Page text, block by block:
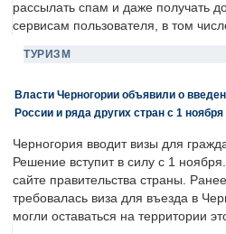
рассылать спам и даже получать
сервисам пользователя, в том
ТУРИЗМ
Власти Черногории объявили о
России и ряда других стран с 1 ноября
Черногория вводит визы для
Решение вступит в силу с 1
сайте правительства страны.
требовалась виза для въезда в
могли оставаться на территории